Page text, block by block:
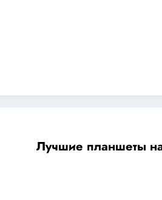
Лучшие планшеты